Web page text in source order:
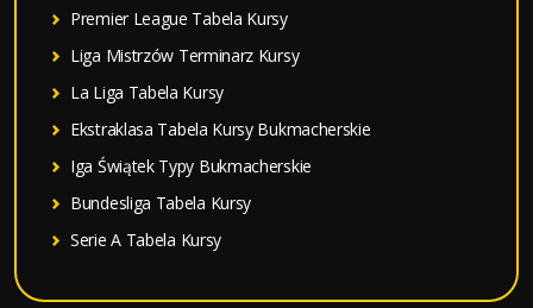
Premier League Tabela Kursy
Liga Mistrzów Terminarz Kursy
La Liga Tabela Kursy
Ekstraklasa Tabela Kursy Bukmacherskie
Iga Świątek Typy Bukmacherskie
Bundesliga Tabela Kursy
Serie A Tabela Kursy